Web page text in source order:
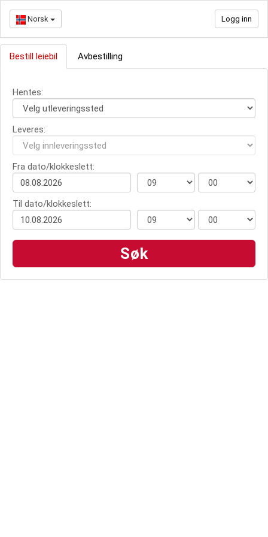
Norsk Logg inn
Bestill leiebil Avbestilling
Hentes:
Leveres:
Fra dato/klokkeslett:
Til dato/klokkeslett: